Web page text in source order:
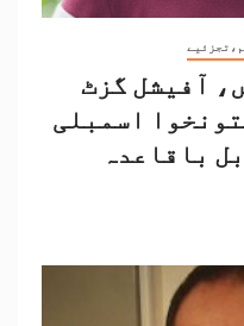
آفیشل گزٹ
اسمبلی
باقاعدہ